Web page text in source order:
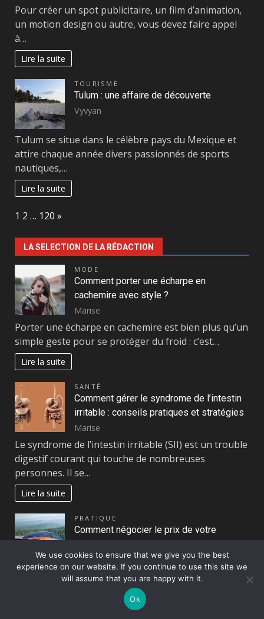
Pour créer un spot publicitaire, un film d’animation,
un motion design ou autre, vous devez faire appel
à…
Lire la suite
TOURISME
Tulum : une affaire de découverte
Vyvyan
Tulum se situe dans le célèbre pays du Mexique et
attire chaque année divers passionnés de sports
nautiques,…
Lire la suite
Page:
1 2 … 120 Next
»
LA SELECTION DE LA RÉDACTION
MODE
Comment porter une écharpe en
cachemire avec style ?
Marise
Porter une écharpe en cachemire est bien plus qu’un
simple geste pour se protéger du froid : c’est…
Lire la suite
SANTÉ
Comment gérer le syndrome de l’intestin
irritable : conseils pratiques et stratégies
Marise
Le syndrome de l’intestin irritable (SII) est un trouble
digestif courant qui touche de nombreuses
personnes. Il se…
Lire la suite
PRATIQUE
Comment négocier le prix de votre
faire le meilleur deal
Marise
Acheter une nouvelle voiture peut s’avérer être un
véritable défi, surtout lorsqu’il s’agit de négocier le
We use cookies to ensure that we give you the best
experience on our website. If you continue to use this site we
will assume that you are happy with it.
Ok